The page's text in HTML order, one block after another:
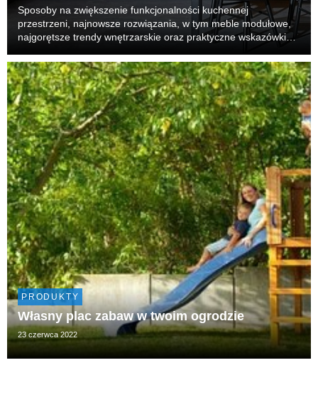
Sposoby na zwiększenie funkcjonalności kuchennej
przestrzeni, najnowsze rozwiązania, w tym meble modułowe,
najgorętsze trendy wnętrzarskie oraz praktyczne wskazówki
webinarze Castoramy „Kuchnia w Twoim stylu”, w którym...
PRODUKTY
Własny plac zabaw w twoim ogrodzie
23 czerwca 2022